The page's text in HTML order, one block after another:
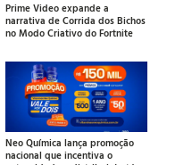
Prime Video expande a
narrativa de Corrida dos Bichos
no Modo Criativo do Fortnite
Neo Química lança promoção
nacional que incentiva o